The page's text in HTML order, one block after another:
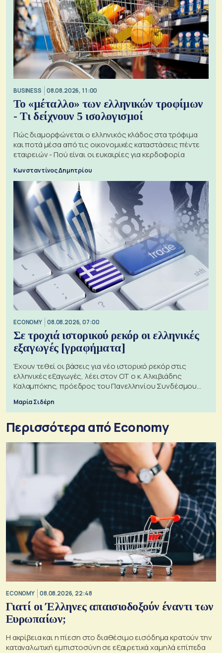
BUSINESS 08.08.2026, 11:00
Το «μέταλλο» των ελληνικών τροφίμων
- Τι δείχνουν 5 ισολογισμοί
Πώς διαμορφώνεται ο ελληνικός κλάδος στα τρόφιμα
και ποτά μέσα από τις οικονομικές καταστάσεις πέντε
εταιρειών - Πού είναι οι ευκαιρίες για κερδοφορία
Κωνσταντίνος Δημητρίου
ECONOMY 08.08.2026, 07:00
Σε τροχιά ιστορικού ρεκόρ οι ελληνικές
εξαγωγές [γραφήματα]
Έχουν τεθεί οι βάσεις για νέο ιστορικό ρεκόρ στις
ελληνικές εξαγωγές, λέει στον ΟΤ ο κ. Αλκιβιάδης
Καλαμπόκης, πρόεδρος του Πανελληνίου Συνδέσμου
Μαρία Σιδέρη
Περισσότερα από Economy
ECONOMY 08.08.2026, 22:48
Γιατί οι Έλληνες απαισιοδοξούν έναντι των
Ευρωπαίων;
Η ακρίβεια και η πίεση στο διαθέσιμο εισόδημα κρατούν την
καταναλωτική εμπιστοσύνη σε εξαιρετικά χαμηλά επίπεδα